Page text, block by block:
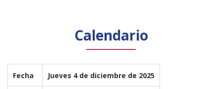
Calendario
Fecha Jueves 4 de diciembre de 2025